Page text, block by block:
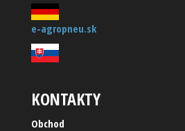
e-agropneu.sk
KONTAKTY
Obchod